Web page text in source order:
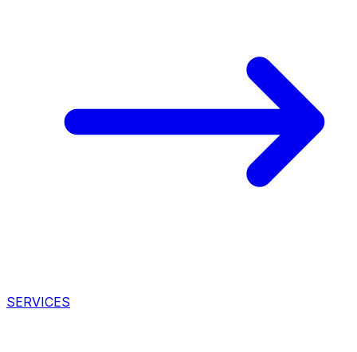
SERVICES